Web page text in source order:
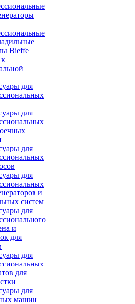
Bieffe
к
для
для
для
для
и
систем
для
и
для
для
для
для
машин